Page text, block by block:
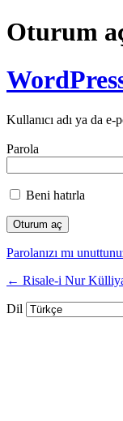
Oturum
Kullanıcı adı ya da e-
Parola
Beni hatırla
Parolanızı mı
← Risale-i Nur
Dil